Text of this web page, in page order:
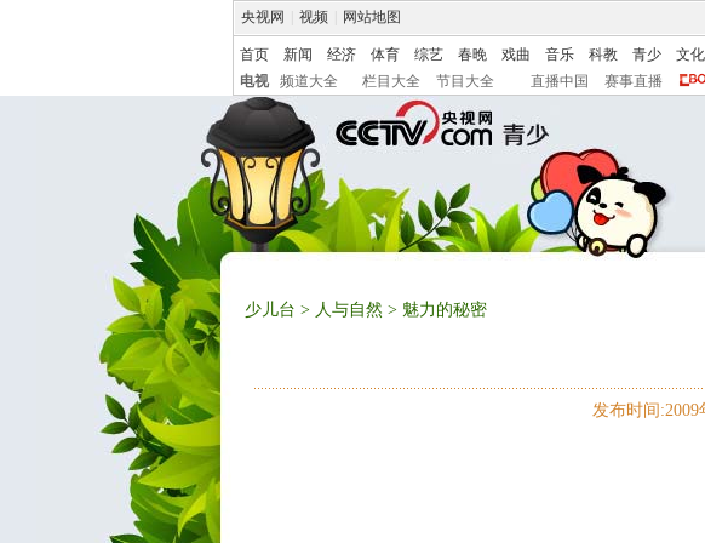
央视网 视频 网站地图
首页 新闻 经济 体育 综艺 春晚 戏曲 音乐 科教 青少 文化
电视
频道大全 栏目大全 节目大全 直播中国 赛事直播
少儿台 > 人与自然 > 魅力的秘密
发布时间:2009